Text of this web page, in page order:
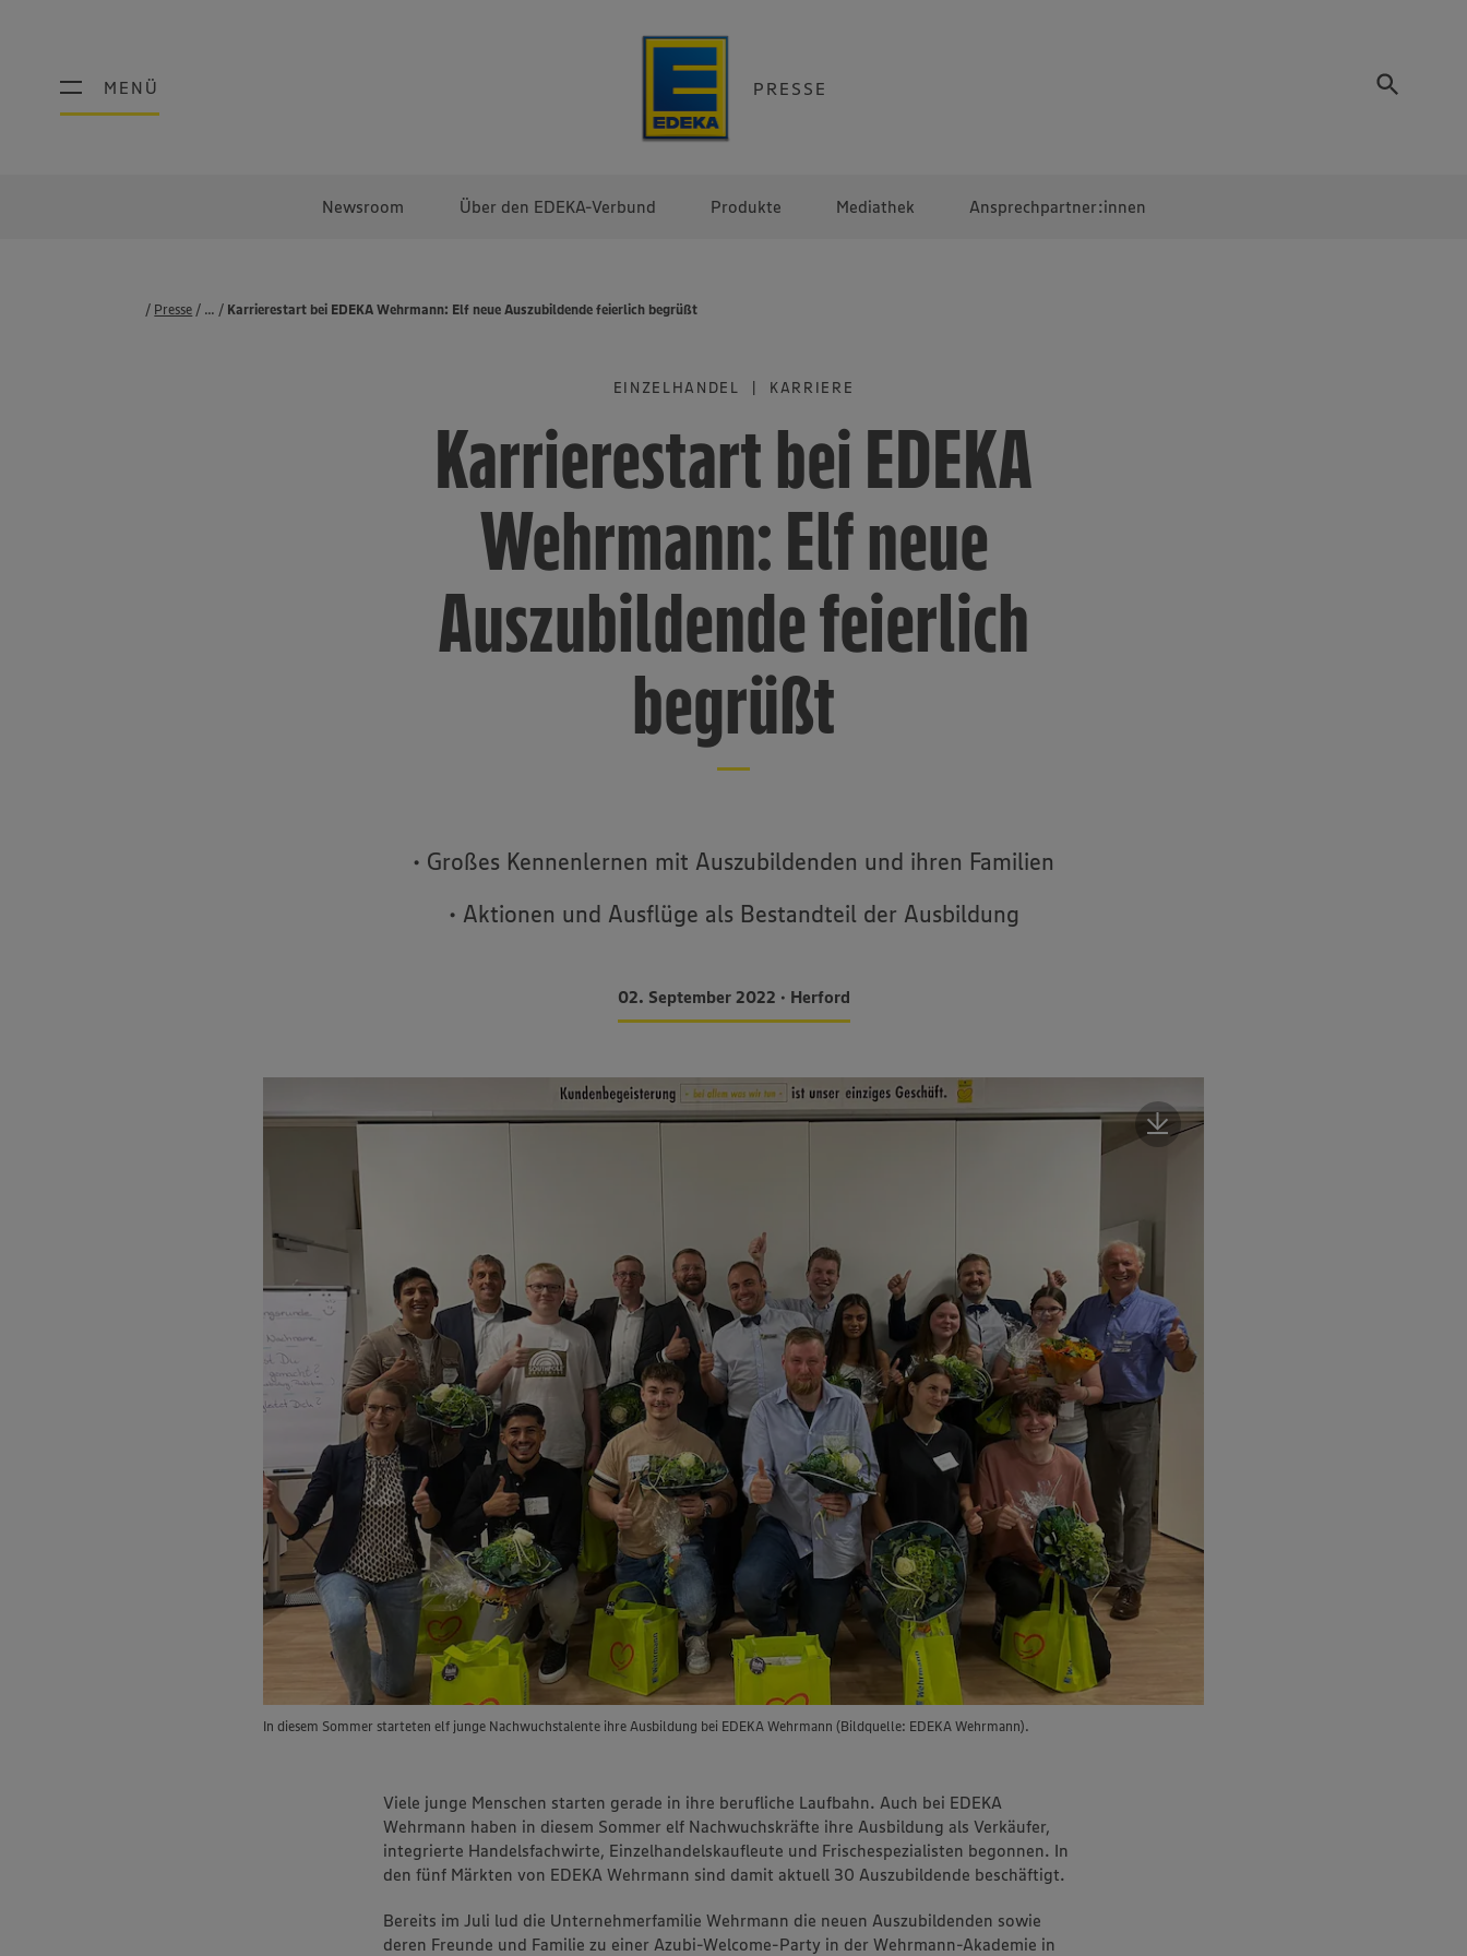
MENÜ PRESSE
MENÜ
Newsroom Über den EDEKA-Verbund Produkte Mediathek Ansprechpartner:innen
Presse Pressemeldungen
Karrierestart bei EDEKA Wehrmann: Elf neue Auszubildende feierlich begrüßt
...
EINZELHANDEL | KARRIERE
Karrierestart bei EDEKA
Wehrmann: Elf neue
Auszubildende feierlich
begrüßt
• Großes Kennenlernen mit Auszubildenden und ihren Familien
• Aktionen und Ausflüge als Bestandteil der Ausbildung
02. September 2022 • Herford
In diesem Sommer starteten elf junge Nachwuchstalente ihre Ausbildung bei EDEKA Wehrmann (Bildquelle: EDEKA Wehrmann).
Viele junge Menschen starten gerade in ihre berufliche Laufbahn. Auch bei EDEKA
Wehrmann haben in diesem Sommer elf Nachwuchskräfte ihre Ausbildung als Verkäufer,
integrierte Handelsfachwirte, Einzelhandelskaufleute und Frischespezialisten begonnen. In
den fünf Märkten von EDEKA Wehrmann sind damit aktuell 30 Auszubildende beschäftigt.
Bereits im Juli lud die Unternehmerfamilie Wehrmann die neuen Auszubildenden sowie
deren Freunde und Familie zu einer Azubi-Welcome-Party in der Wehrmann-Akademie in